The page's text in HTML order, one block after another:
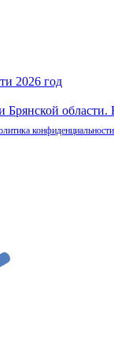
2026 год
Брянской
конфиденциальности